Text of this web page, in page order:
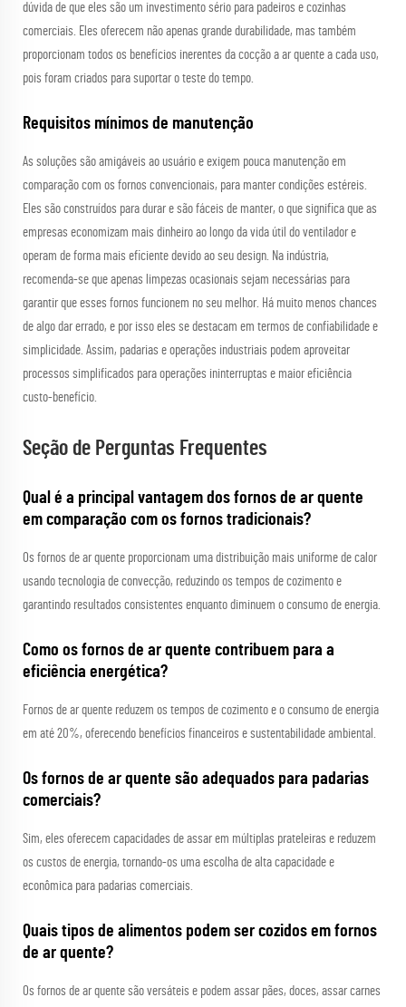
dúvida de que eles são um investimento sério para padeiros e cozinhas
comerciais. Eles oferecem não apenas grande durabilidade, mas também
proporcionam todos os benefícios inerentes da cocção a ar quente a cada uso,
pois foram criados para suportar o teste do tempo.
Requisitos mínimos de manutenção
As soluções são amigáveis ao usuário e exigem pouca manutenção em
comparação com os fornos convencionais, para manter condições estéreis.
Eles são construídos para durar e são fáceis de manter, o que significa que as
empresas economizam mais dinheiro ao longo da vida útil do ventilador e
operam de forma mais eficiente devido ao seu design. Na indústria,
recomenda-se que apenas limpezas ocasionais sejam necessárias para
garantir que esses fornos funcionem no seu melhor. Há muito menos chances
de algo dar errado, e por isso eles se destacam em termos de confiabilidade e
simplicidade. Assim, padarias e operações industriais podem aproveitar
processos simplificados para operações ininterruptas e maior eficiência
custo-benefício.
Seção de Perguntas Frequentes
Qual é a principal vantagem dos fornos de ar quente
em comparação com os fornos tradicionais?
Os fornos de ar quente proporcionam uma distribuição mais uniforme de calor
usando tecnologia de convecção, reduzindo os tempos de cozimento e
garantindo resultados consistentes enquanto diminuem o consumo de energia.
Como os fornos de ar quente contribuem para a
eficiência energética?
Fornos de ar quente reduzem os tempos de cozimento e o consumo de energia
em até 20%, oferecendo benefícios financeiros e sustentabilidade ambiental.
Os fornos de ar quente são adequados para padarias
comerciais?
Sim, eles oferecem capacidades de assar em múltiplas prateleiras e reduzem
os custos de energia, tornando-os uma escolha de alta capacidade e
econômica para padarias comerciais.
Quais tipos de alimentos podem ser cozidos em fornos
de ar quente?
Os fornos de ar quente são versáteis e podem assar pães, doces, assar carnes